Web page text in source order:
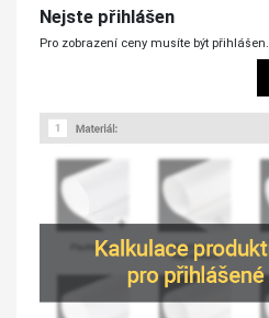
Nejste přihlášen
Pro zobrazení ceny musíte být přihlášen.